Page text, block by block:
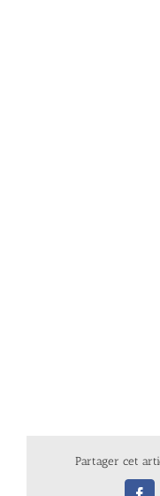
Partager cet